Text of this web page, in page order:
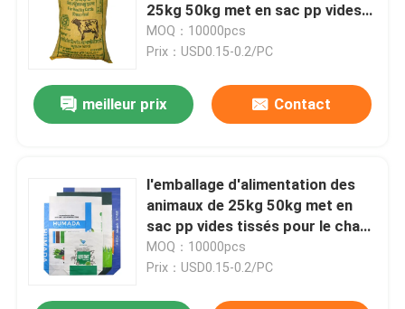
Produits
Au sujet de nous
25kg 50kg met en sac pp vides
tissés pour le chien de bétail
MOQ：10000pcs
Prix：USD0.15-0.2/PC
meilleur prix Contact
l'emballage d'alimentation des
animaux de 25kg 50kg met en
sac pp vides tissés pour le chat
de cheval de chien de bétail
MOQ：10000pcs
Prix：USD0.15-0.2/PC